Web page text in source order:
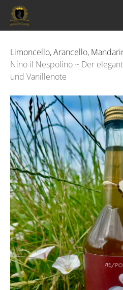
Limoncello, Arancello,
Nino il Nespolino ~ Der
und Vanillenote
AGB